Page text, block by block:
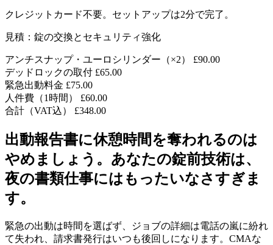
クレジットカード不要。セットアップは2分で完了。
見積：錠の交換とセキュリティ強化
アンチスナップ・ユーロシリンダー（×2）
£90.00
デッドロックの取付 £65.00
緊急出動料金 £75.00
人件費（1時間）
£60.00
合計（VAT込）
£348.00
出動報告書に休憩時間を奪われるのは
やめましょう。あなたの錠前技術は、
夜の書類仕事にはもったいなさすぎま
す。
緊急の出動は時間を選ばず、ジョブの詳細は電話の嵐に紛れ
て失われ、請求書発行はいつも後回しになります。CMAな